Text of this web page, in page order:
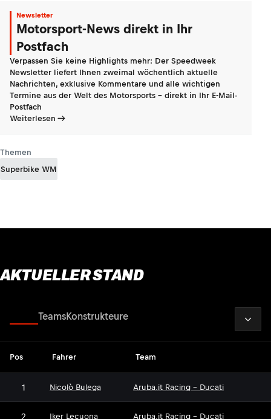
Newsletter
Motorsport-News direkt in Ihr
Postfach
Verpassen Sie keine Highlights mehr: Der Speedweek
Newsletter liefert Ihnen zweimal wöchentlich aktuelle
Nachrichten, exklusive Kommentare und alle wichtigen
Termine aus der Welt des Motorsports - direkt in Ihr E-Mail-
Postfach
Weiterlesen
Themen
Superbike WM
AKTUELLER STAND
TeamsKonstrukteure
Pos Fahrer Team
1 Nicolò Bulega Aruba.it Racing - Ducati
2 Iker Lecuona Aruba.it Racing - Ducati